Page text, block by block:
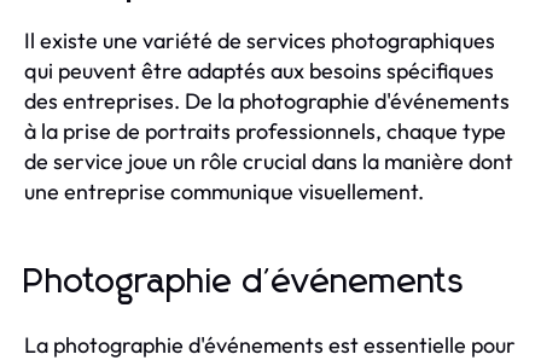
Il existe une variété de services photographiques
qui peuvent être adaptés aux besoins spécifiques
des entreprises. De la photographie d'événements
à la prise de portraits professionnels, chaque type
de service joue un rôle crucial dans la manière dont
une entreprise communique visuellement.
Photographie d'événements
La photographie d'événements est essentielle pour